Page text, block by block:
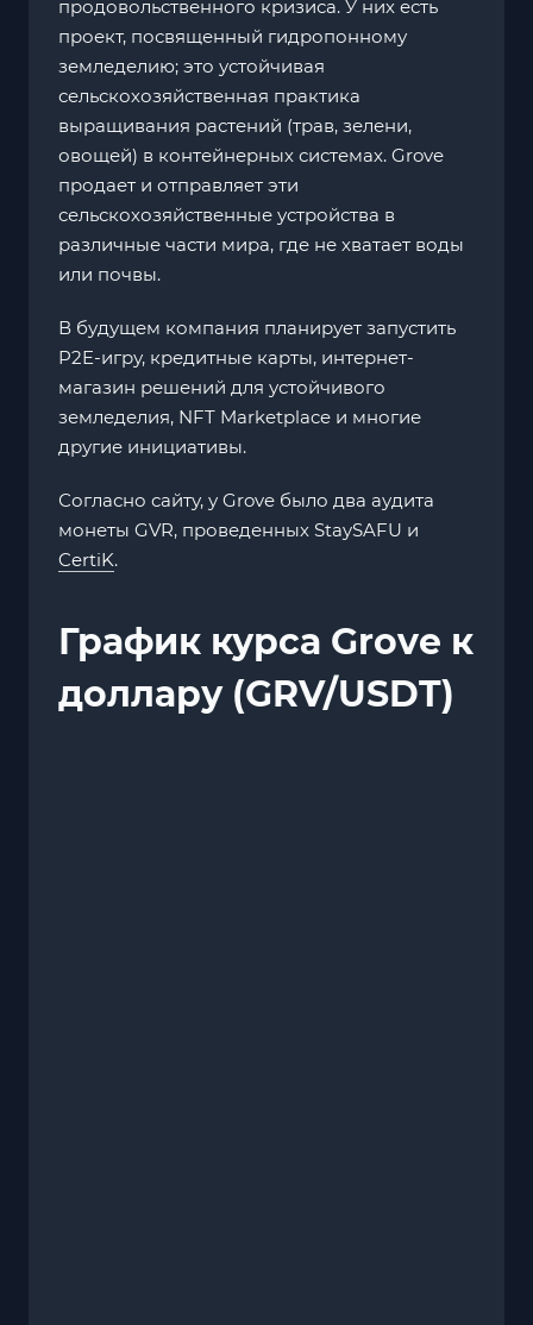
продовольственного кризиса. У них есть
проект, посвященный гидропонному
земледелию; это устойчивая
сельскохозяйственная практика
выращивания растений (трав, зелени,
овощей) в контейнерных системах. Grove
продает и отправляет эти
сельскохозяйственные устройства в
различные части мира, где не хватает воды
или почвы.
В будущем компания планирует запустить
P2E-игру, кредитные карты, интернет-
магазин решений для устойчивого
земледелия, NFT Marketplace и многие
другие инициативы.
Согласно сайту, у Grove было два аудита
монеты GVR, проведенных StaySAFU и
CertiK.
График курса Grove к
доллару (GRV/USDT)